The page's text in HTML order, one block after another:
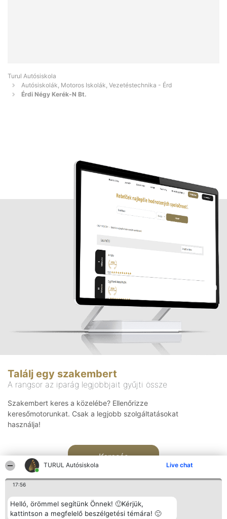
TURUL Autósiskola Live chat
17:56
Helló, örömmel segítünk Önnek! 🙂Kérjük,
kattintson a megfelelő beszélgetési témára! 🙂
Turul Autósiskola
Autósiskolák, Motoros Iskolák, Vezetéstechnika - Érd
Érdi Négy Kerék-N Bt.
Találj egy szakembert
A rangsor az iparág legjobbjait gyűjti össze
Szakembert keres a közelébe? Ellenőrizze
keresőmotorunkat. Csak a legjobb szolgáltatásokat
használja!
Keresés